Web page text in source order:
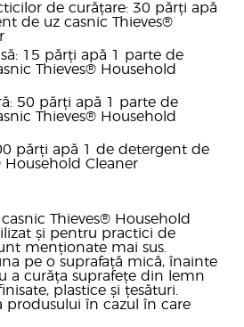
de curățare: 30 părți apă
de uz casnic Thieves®
15 părți apă 1 parte de
Thieves® Household
50 părți apă 1 parte de
Thieves® Household
părți apă 1 de detergent de
Household Cleaner
Thieves® Household
și pentru practici de
menționate mai sus.
pe o suprafață mică, înainte
a curăța suprafețe din lemn
plastice și țesături.
produsului în cazul în care